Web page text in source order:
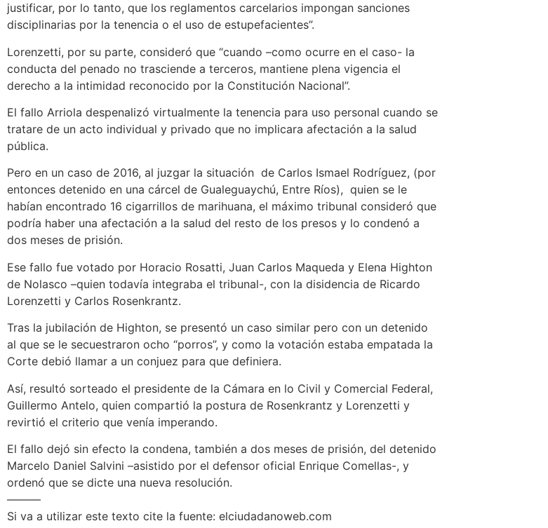
justificar, por lo tanto, que los reglamentos carcelarios impongan sanciones
disciplinarias por la tenencia o el uso de estupefacientes”.
Lorenzetti, por su parte, consideró que “cuando –como ocurre en el caso- la
conducta del penado no trasciende a terceros, mantiene plena vigencia el
derecho a la intimidad reconocido por la Constitución Nacional”.
El fallo Arriola despenalizó virtualmente la tenencia para uso personal cuando se
tratare de un acto individual y privado que no implicara afectación a la salud
pública.
Pero en un caso de 2016, al juzgar la situación de Carlos Ismael Rodríguez, (por
entonces detenido en una cárcel de Gualeguaychú, Entre Ríos), quien se le
habían encontrado 16 cigarrillos de marihuana, el máximo tribunal consideró que
podría haber una afectación a la salud del resto de los presos y lo condenó a
dos meses de prisión.
Ese fallo fue votado por Horacio Rosatti, Juan Carlos Maqueda y Elena Highton
de Nolasco –quien todavía integraba el tribunal-, con la disidencia de Ricardo
Lorenzetti y Carlos Rosenkrantz.
Tras la jubilación de Highton, se presentó un caso similar pero con un detenido
al que se le secuestraron ocho “porros”, y como la votación estaba empatada la
Corte debió llamar a un conjuez para que definiera.
Así, resultó sorteado el presidente de la Cámara en lo Civil y Comercial Federal,
Guillermo Antelo, quien compartió la postura de Rosenkrantz y Lorenzetti y
revirtió el criterio que venía imperando.
El fallo dejó sin efecto la condena, también a dos meses de prisión, del detenido
Marcelo Daniel Salvini –asistido por el defensor oficial Enrique Comellas-, y
ordenó que se dicte una nueva resolución.
———
Si va a utilizar este texto cite la fuente: elciudadanoweb.com